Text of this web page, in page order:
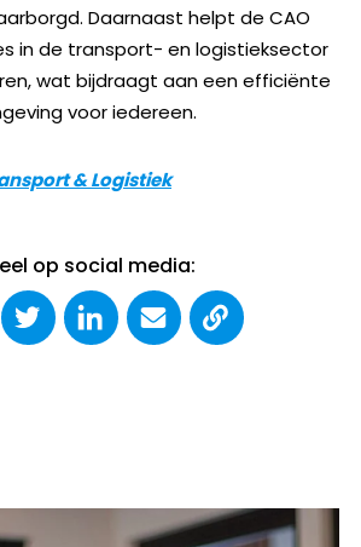
Daarnaast helpt de CAO
in de transport- en logistieksector
wat bijdraagt aan een efficiënte
voor iedereen.
& Logistiek
op social media: